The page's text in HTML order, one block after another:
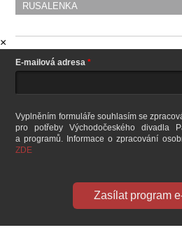
O
DÁLE
RUSALENKA
Rusalka. Hrají B. Řeřichová, D. Matoušek, J.
×
E-mailová adresa
Vyplněním formuláře souhlasím se
pro potřeby Východočeského divadla
a programů. Informace o zpracování
ZDE
Zasílat program